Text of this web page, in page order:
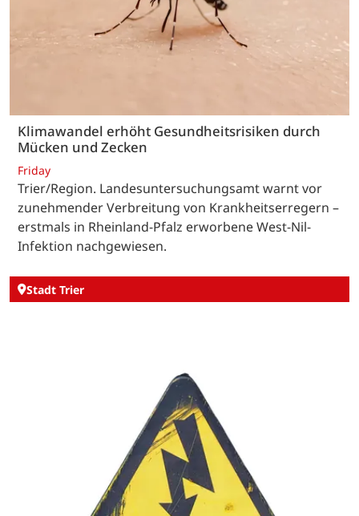
Klimawandel erhöht Gesundheitsrisiken durch
Mücken und Zecken
Friday
Trier/Region. Landesuntersuchungsamt warnt vor
zunehmender Verbreitung von Krankheitserregern –
erstmals in Rheinland-Pfalz erworbene West-Nil-
Infektion nachgewiesen.
Stadt Trier